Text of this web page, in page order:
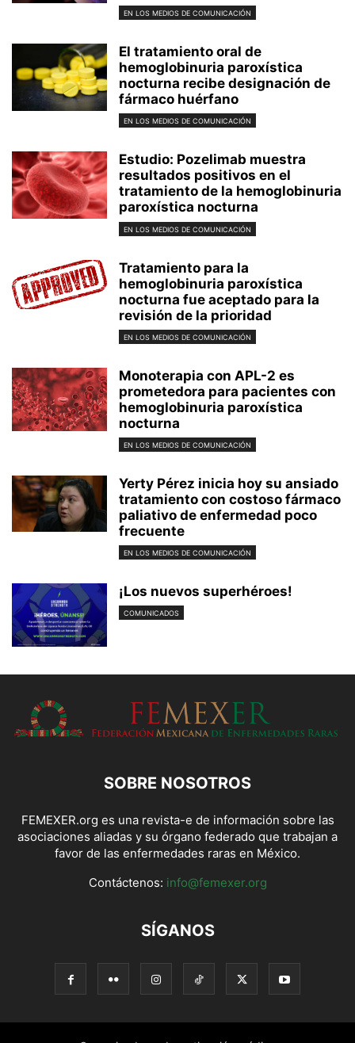
EN LOS MEDIOS DE COMUNICACIÓN
El tratamiento oral de
hemoglobinuria paroxística
nocturna recibe designación de
fármaco huérfano
EN LOS MEDIOS DE COMUNICACIÓN
Estudio: Pozelimab muestra
resultados positivos en el
tratamiento de la hemoglobinuria
paroxística nocturna
EN LOS MEDIOS DE COMUNICACIÓN
Tratamiento para la
hemoglobinuria paroxística
nocturna fue aceptado para la
revisión de la prioridad
EN LOS MEDIOS DE COMUNICACIÓN
Monoterapia con APL-2 es
prometedora para pacientes con
hemoglobinuria paroxística
nocturna
EN LOS MEDIOS DE COMUNICACIÓN
Yerty Pérez inicia hoy su ansiado
tratamiento con costoso fármaco
paliativo de enfermedad poco
frecuente
EN LOS MEDIOS DE COMUNICACIÓN
¡Los nuevos superhéroes!
COMUNICADOS
SOBRE NOSOTROS
FEMEXER.org es una revista-e de información sobre las
asociaciones aliadas y su órgano federado que trabajan a
favor de las enfermedades raras en México.
Contáctenos: info@femexer.org
SÍGANOS